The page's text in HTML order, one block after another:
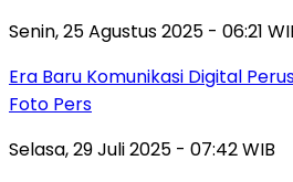
Senin, 25 Agustus 2025 - 06:21
Era Baru Komunikasi Digital
Foto Pers
Selasa, 29 Juli 2025 - 07:42 WIB